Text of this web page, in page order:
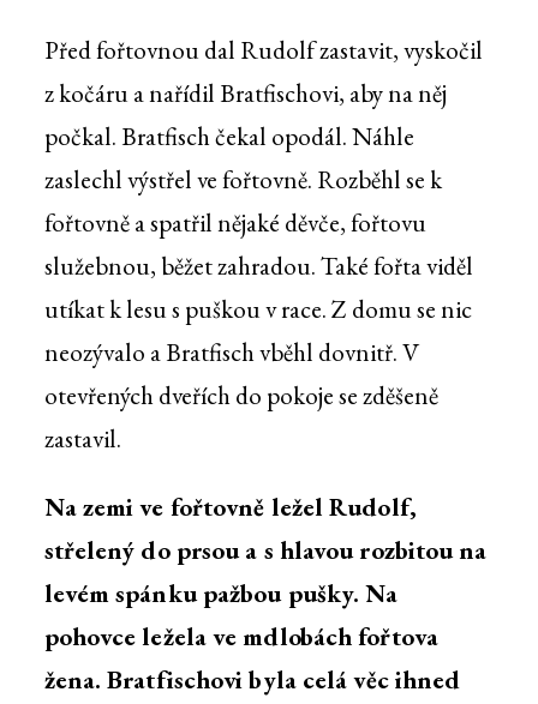
Před fořtovnou dal Rudolf zastavit, vyskočil
z kočáru a nařídil Bratfischovi, aby na něj
počkal. Bratfisch čekal opodál. Náhle
zaslechl výstřel ve fořtovně. Rozběhl se k
fořtovně a spatřil nějaké děvče, fořtovu
služebnou, běžet zahradou. Také fořta viděl
utíkat k lesu s puškou v race. Z domu se nic
neozývalo a Bratfisch vběhl dovnitř. V
otevřených dveřích do pokoje se zděšeně
zastavil.
Na zemi ve fořtovně ležel Rudolf,
střelený do prsou a s hlavou rozbitou na
levém spánku pažbou pušky. Na
pohovce ležela ve mdlobách fořtova
žena. Bratfischovi byla celá věc ihned